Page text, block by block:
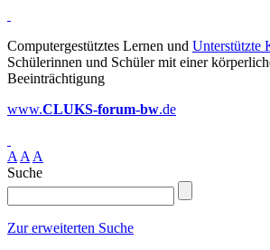
Computergestütztes Lernen und Unterstützte
Schülerinnen und Schüler mit einer
Beeinträchtigung
www.CLUKS-forum-bw.de
A A A
Suche
Zur erweiterten Suche